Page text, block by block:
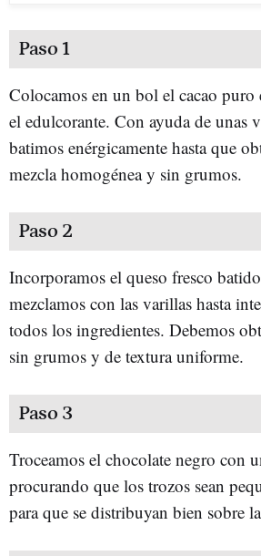
Paso 1
Colocamos en un bol el cacao
el edulcorante. Con ayuda de unas
batimos enérgicamente hasta que
mezcla homogénea y sin grumos.
Paso 2
Incorporamos el queso fresco
mezclamos con las varillas hasta
todos los ingredientes. Debemos
sin grumos y de textura uniforme.
Paso 3
Troceamos el chocolate negro con
procurando que los trozos sean
para que se distribuyan bien sobre